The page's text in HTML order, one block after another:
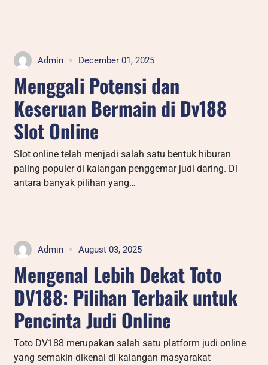
Admin December 01, 2025
Menggali Potensi dan
Keseruan Bermain di Dv188
Slot Online
Slot online telah menjadi salah satu bentuk hiburan
paling populer di kalangan penggemar judi daring. Di
antara banyak pilihan yang…
Admin August 03, 2025
Mengenal Lebih Dekat Toto
DV188: Pilihan Terbaik untuk
Pencinta Judi Online
Toto DV188 merupakan salah satu platform judi online
yang semakin dikenal di kalangan masyarakat